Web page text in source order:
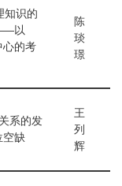
知识的
以
心的考
陈
琰
璟
系的发
空缺
王
列
辉